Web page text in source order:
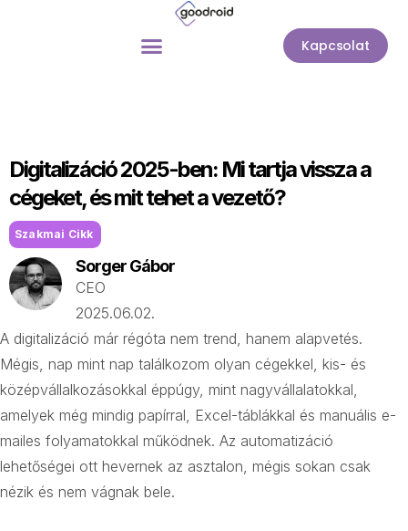
Kapcsolat
Digitalizáció 2025-ben: Mi tartja vissza a
cégeket, és mit tehet a vezető?
Szakmai Cikk
Sorger Gábor
CEO
2025.06.02.
A digitalizáció már régóta nem trend, hanem alapvetés.
Mégis, nap mint nap találkozom olyan cégekkel, kis- és
középvállalkozásokkal éppúgy, mint nagyvállalatokkal,
amelyek még mindig papírral, Excel-táblákkal és manuális e-
mailes folyamatokkal működnek. Az automatizáció
lehetőségei ott hevernek az asztalon, mégis sokan csak
nézik és nem vágnak bele.